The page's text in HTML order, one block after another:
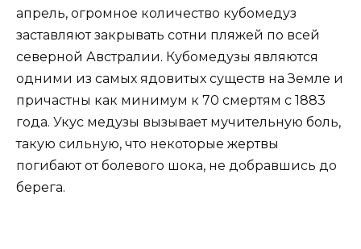
апрель, огромное количество кубомедуз
заставляют закрывать сотни пляжей по всей
северной Австралии. Кубомедузы являются
одними из самых ядовитых существ на Земле и
причастны как минимум к 70 смертям с 1883
года. Укус медузы вызывает мучительную боль,
такую сильную, что некоторые жертвы
погибают от болевого шока, не добравшись до
берега.